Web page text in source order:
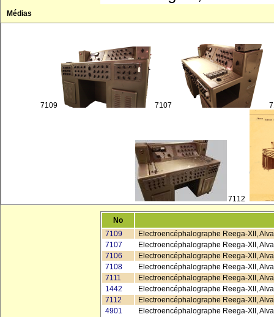
Médias
7109 7107
7112
No
7109
Electroencéphalographe Reega-XII,
7107
Electroencéphalographe Reega-XII,
7106
Electroencéphalographe Reega-XII,
7108
Electroencéphalographe Reega-XII,
7111
Electroencéphalographe Reega-XII,
1442
Electroencéphalographe Reega-XII,
7112
Electroencéphalographe Reega-XII,
4901
Electroencéphalographe Reega-XII,